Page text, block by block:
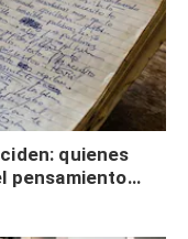
quienes
pensamiento